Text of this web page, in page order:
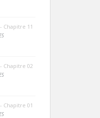
Chapitre 11
Chapitre 02
Chapitre 01